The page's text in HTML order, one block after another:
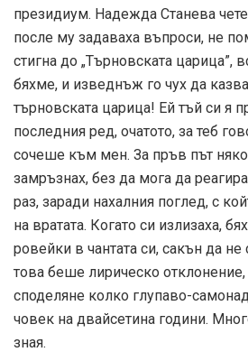
президиум. Надежда Станева чете
после му задаваха въпроси, не
стигна до „Търновската царица”,
бяхме, и изведнъж го чух да
търновската царица! Ей тъй си я
последния ред, очатото, за теб
сочеше към мен. За пръв път
замръзнах, без да мога да
раз, заради нахалния поглед, с
на вратата. Когато си излизаха,
ровейки в чантата си, сакън да не
това беше лирическо
споделяне колко глупаво-
човек на двайсетина години.
зная.